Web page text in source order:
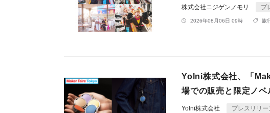
株式会社ニジゲンノモリ プ
2026年08月06日 09時 旅
Yolni株式会社、「
場での販売と限定ノ
Yolni株式会社 プレスリリー